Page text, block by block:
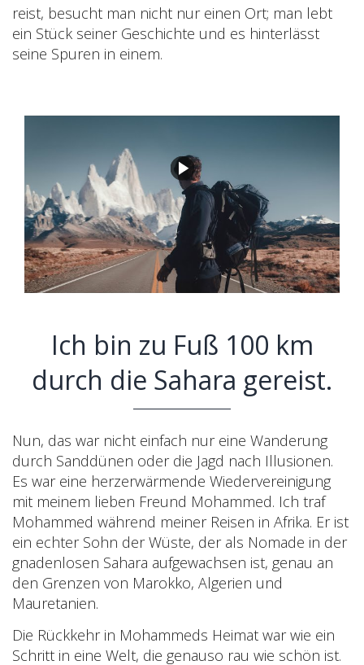
reist, besucht man nicht nur einen Ort; man lebt
ein Stück seiner Geschichte und es hinterlässt
seine Spuren in einem.
Ich bin zu Fuß 100 km
durch die Sahara gereist.
Nun, das war nicht einfach nur eine Wanderung
durch Sanddünen oder die Jagd nach Illusionen.
Es war eine herzerwärmende Wiedervereinigung
mit meinem lieben Freund Mohammed. Ich traf
Mohammed während meiner Reisen in Afrika. Er ist
ein echter Sohn der Wüste, der als Nomade in der
gnadenlosen Sahara aufgewachsen ist, genau an
den Grenzen von Marokko, Algerien und
Mauretanien.
Die Rückkehr in Mohammeds Heimat war wie ein
Schritt in eine Welt, die genauso rau wie schön ist.